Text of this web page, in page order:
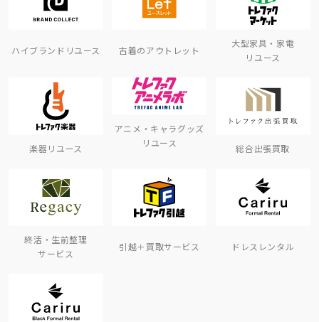
ハイブランドリユース 古着のアウトレット
大型家具・家電
リユース
楽器リユース
アニメ・キャラグッズ
リユース
総合出張買取
終活・生前整理
サービス
引越＋買取サービス ドレスレンタル